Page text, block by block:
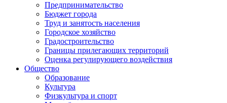
Предпринимательство
Бюджет города
Труд и занятость населения
Городское хозяйство
Градостроительство
Границы прилегающих территорий
Оценка регулирующего воздействия
Общество
Образование
Культура
Физкультура и спорт